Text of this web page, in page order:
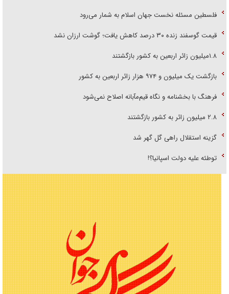
فلسطین مسئله نخست جهان اسلام به شمار می‌رود
قیمت گوسفند زنده ۳۰ درصد کاهش یافت؛ گوشت ارزان نشد
۱.۸میلیون زائر اربعین به کشور بازگشتند
بازگشت یک میلیون و ۹۷۴ هزار زائر اربعین به کشور
فرهنگ با بخشنامه و نگاه قیم‌مآبانه اصلاح نمی‌شود
۲.۸ میلیون زائر به کشور بازگشتند
گزینه استقلال راهی گل گهر شد
توطئه علیه دولت اسپانیا؟!